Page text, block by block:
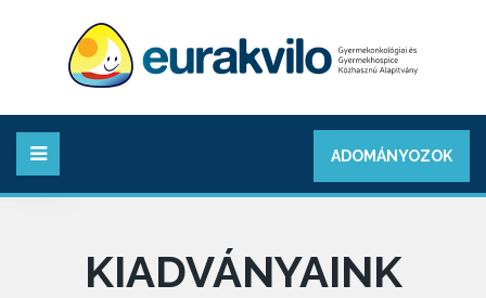
ADOMÁNYOZOK
KIADVÁNYAINK